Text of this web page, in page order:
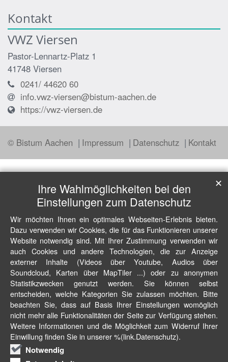
Kontakt
VWZ Viersen
Pastor-Lennartz-Platz 1
41748 Viersen
0241/ 44620 60
info.vwz-viersen@bistum-aachen.de
https://vwz-viersen.de
© Bistum Aachen Impressum Datenschutz Kontakt
Ihre Wahlmöglichkeiten bei den
Einstellungen zum Datenschutz
Wir möchten Ihnen ein optimales Webseiten-Erlebnis bieten.
Dazu verwenden wir Cookies, die für das Funktionieren unserer
Website notwendig sind. Mit Ihrer Zustimmung verwenden wir
auch Cookies und andere Technologien, die zur Anzeige
externer Inhalte (Videos über Youtube, Audios über
Soundcloud, Karten über MapTiler ...) oder zu anonymen
Statistikzwecken genutzt werden. Sie können selbst
entscheiden, welche Kategorien Sie zulassen möchten. Bitte
beachten Sie, dass auf Basis Ihrer Einstellungen womöglich
nicht mehr alle Funktionalitäten der Seite zur Verfügung stehen.
Weitere Informationen und die Möglichkeit zum Widerruf Ihrer
Einwillung finden Sie in unserer %(link.Datenschutz).
Notwendig
✕